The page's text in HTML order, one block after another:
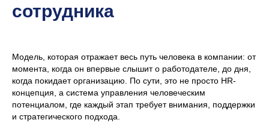
сотрудника
Модель, которая отражает весь путь человека в компании: от
момента, когда он впервые слышит о работодателе, до дня,
когда покидает организацию. По сути, это не просто HR-
концепция, а система управления человеческим
потенциалом, где каждый этап требует внимания, поддержки
и стратегического подхода.